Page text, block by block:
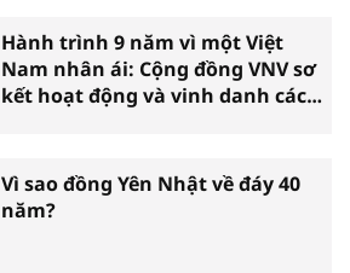
Hành trình 9 năm vì một Việt
Nam nhân ái: Cộng đồng VNV sơ
kết hoạt động và vinh danh các
Vì sao đồng Yên Nhật về đáy 40
năm?